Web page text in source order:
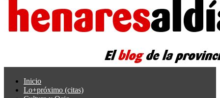
Inicio
Lo+próximo (citas)